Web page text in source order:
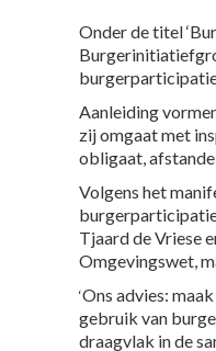
Onder de titel
Aanleiding
zij omgaat met
obligaat,
Volgens het
burgerparticipatie
Tjaard de Vriese
Omgevingswet,
‘Ons advies:
gebruik van
draagvlak in de